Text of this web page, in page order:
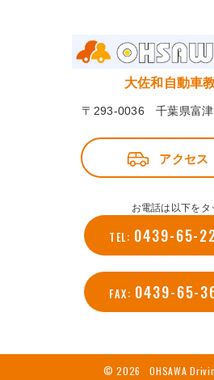
大佐和自動車
〒293-0036 千葉県富津
アクセス
お電話は以下をタ
TEL: 0439-65-
FAX: 0439-65-
© 2026 OHSAWA